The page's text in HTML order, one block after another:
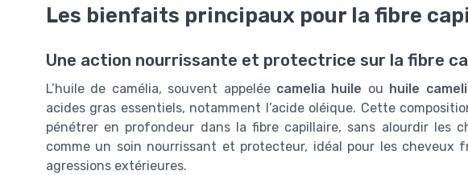
Les bienfaits principaux pour la fibre
Une action nourrissante et protectrice sur la fibre
L’huile de camélia, souvent appelée camelia huile ou huile
acides gras essentiels, notamment l’acide oléique. Cette
pénétrer en profondeur dans la fibre capillaire, sans alourdir les
comme un soin nourrissant et protecteur, idéal pour les cheveux
agressions extérieures.